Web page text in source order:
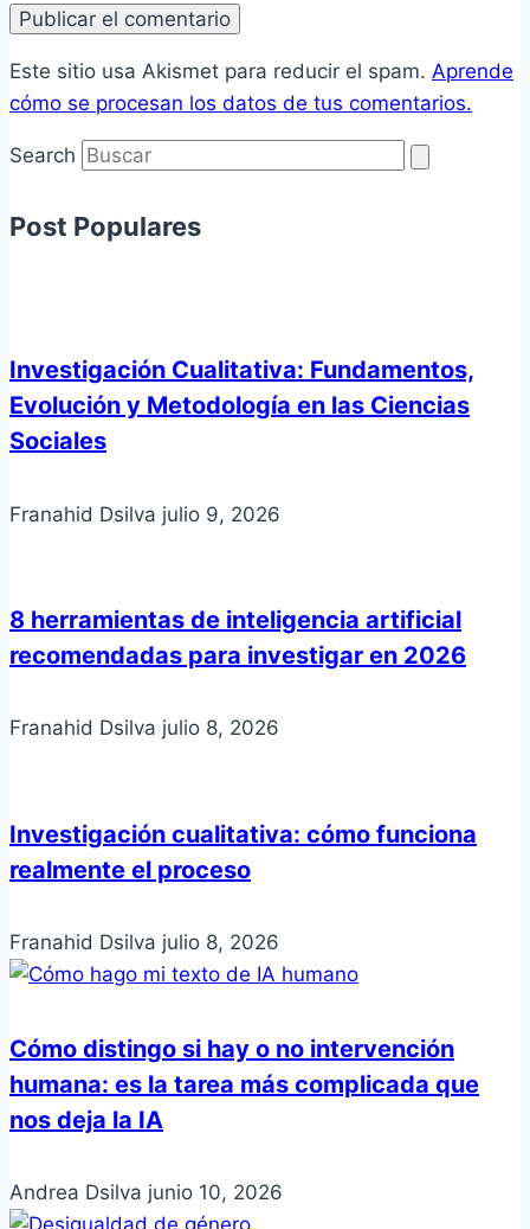
Este sitio usa Akismet para reducir el spam. Aprende
cómo se procesan los datos de tus comentarios.
Search
Post Populares
Investigación Cualitativa: Fundamentos,
Evolución y Metodología en las Ciencias
Sociales
Franahid Dsilva julio 9, 2026
8 herramientas de inteligencia artificial
recomendadas para investigar en 2026
Franahid Dsilva julio 8, 2026
Investigación cualitativa: cómo funciona
realmente el proceso
Franahid Dsilva julio 8, 2026
Cómo distingo si hay o no intervención
humana: es la tarea más complicada que
nos deja la IA
Andrea Dsilva junio 10, 2026